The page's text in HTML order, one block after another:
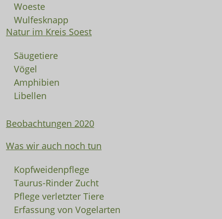
Woeste
Wulfesknapp
Natur im Kreis Soest
Säugetiere
Vögel
Amphibien
Libellen
Beobachtungen 2020
Was wir auch noch tun
Kopfweidenpflege
Taurus-Rinder Zucht
Pflege verletzter Tiere
Erfassung von Vogelarten